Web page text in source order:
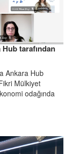
tarafından
Ankara Hub
Mülkiyet
odağında